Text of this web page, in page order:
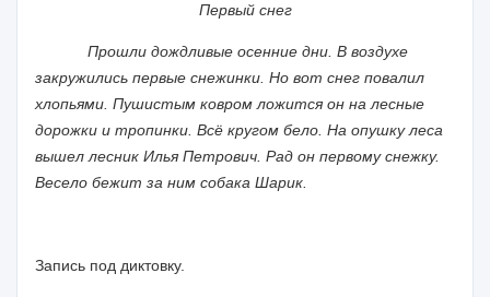
Первый снег
Прошли дождливые осенние дни. В воздухе
закружились первые снежинки. Но вот снег повалил
хлопьями. Пушистым ковром ложится он на лесные
дорожки и тропинки. Всё кругом бело. На опушку леса
вышел лесник Илья Петрович. Рад он первому снежку.
Весело бежит за ним собака Шарик.
Запись под диктовку.